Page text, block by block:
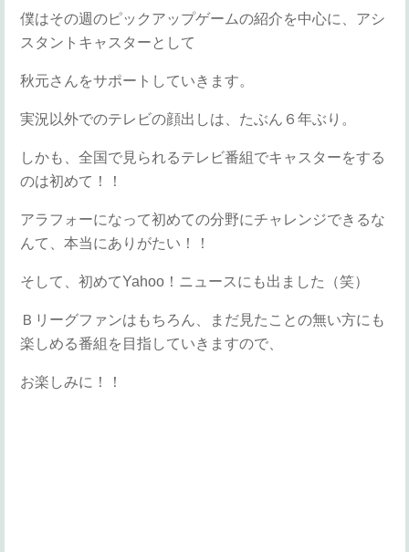
僕はその週のピックアップゲームの紹介を中心に、アシ
スタントキャスターとして
秋元さんをサポートしていきます。
実況以外でのテレビの顔出しは、たぶん６年ぶり。
しかも、全国で見られるテレビ番組でキャスターをする
のは初めて！！
アラフォーになって初めての分野にチャレンジできるな
んて、本当にありがたい！！
そして、初めてYahoo！ニュースにも出ました（笑）
Ｂリーグファンはもちろん、まだ見たことの無い方にも
楽しめる番組を目指していきますので、
お楽しみに！！